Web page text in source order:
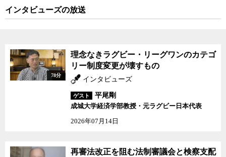
一部で帰還が実現したとしても、町は完全に分断された状態にな
の絆を分断してしまうことを危惧する富岡町役場の菅野利行氏に、
帰還政策が地域社会にもたらす現実を、ジャーナリストの神保哲生
が聞いた。
（聞き手 神保哲生（ビデオニュース・ドットコム））
インタビューズの放送
78分
理念なきラグビー・リーグワンのカテゴ
リー制度変更が壊すもの
インタビューズ
ゲスト
平尾剛
成城大学経済学部教授・元ラグビー日本代表
2026年07月14日
再審法改正を阻む法制審議会と検察支配